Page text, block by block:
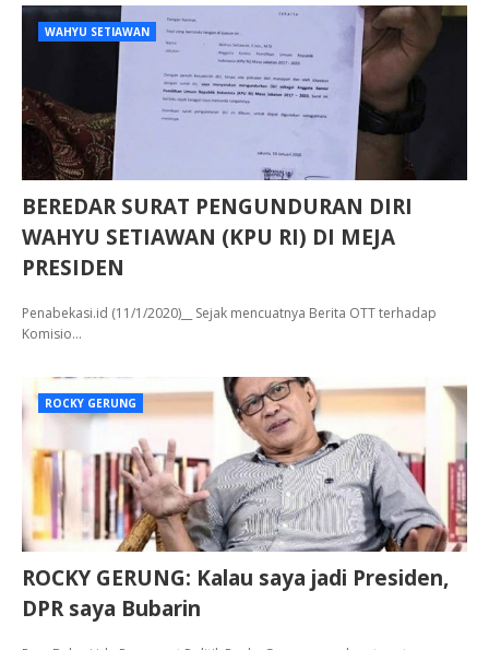
WAHYU SETIAWAN
BEREDAR SURAT PENGUNDURAN DIRI
WAHYU SETIAWAN (KPU RI) DI MEJA
PRESIDEN
Penabekasi.id (11/1/2020)__ Sejak mencuatnya Berita OTT terhadap
Komisio…
ROCKY GERUNG
ROCKY GERUNG: Kalau saya jadi Presiden,
DPR saya Bubarin